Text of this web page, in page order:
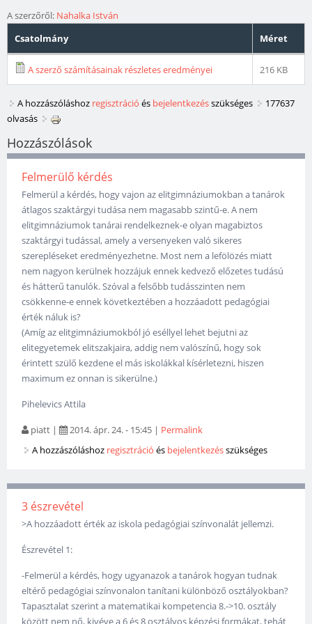
A szerzőről: Nahalka István
Csatolmány
Méret
A szerző számításainak részletes eredményei 216 KB
A hozzászóláshoz regisztráció és bejelentkezésszükséges
177637
olvasás
Hozzászólások
Felmerülő kérdés
Felmerül a kérdés, hogy vajon az elitgimnáziumokban a tanárok
átlagos szaktárgyi tudása nem magasabb szintű-e. A nem
elitgimnáziumok tanárai rendelkeznek-e olyan magabiztos
szaktárgyi tudással, amely a versenyeken való sikeres
szerepléseket eredményezhetne. Most nem a lefölözés miatt
nem nagyon kerülnek hozzájuk ennek kedvező előzetes tudású
és hátterű tanulók. Szóval a felsőbb tudásszinten nem
csökkenne-e ennek következtében a hozzáadott pedagógiai
érték náluk is?
(Amíg az elitgimnáziumokból jó eséllyel lehet bejutni az
elitegyetemek elitszakjaira, addig nem valószínű, hogy sok
érintett szülő kezdene el más iskolákkal kísérletezni, hiszen
maximum ez onnan is sikerülne.)
Pihelevics Attila
piatt | 2014. ápr. 24. - 15:45 | Permalink
A hozzászóláshoz regisztráció és bejelentkezésszükséges
3 észrevétel
>A hozzáadott érték az iskola pedagógiai színvonalát jellemzi.
Észrevétel 1:
-Felmerül a kérdés, hogy ugyanazok a tanárok hogyan tudnak
eltérő pedagógiai színvonalon tanítani különböző osztályokban?
Tapasztalat szerint a matematikai kompetencia 8.->10. osztály